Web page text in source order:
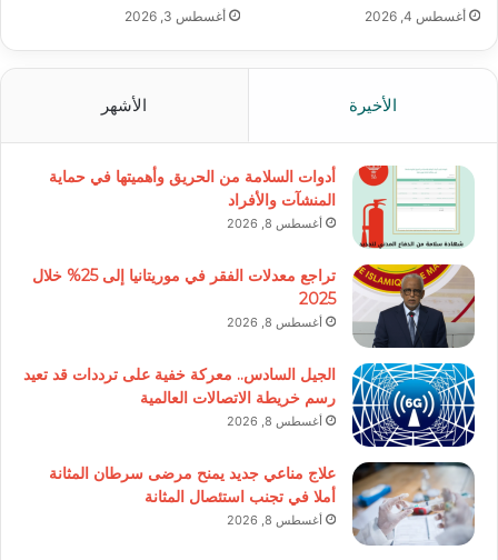
أغسطس 4, 2026 أغسطس 3, 2026
الأخيرة الأشهر
أدوات السلامة من الحريق وأهميتها في حماية
المنشآت والأفراد
أغسطس 8, 2026
تراجع معدلات الفقر في موريتانيا إلى 25% خلال
2025
أغسطس 8, 2026
الجيل السادس.. معركة خفية على ترددات قد تعيد
رسم خريطة الاتصالات العالمية
أغسطس 8, 2026
علاج مناعي جديد يمنح مرضى سرطان المثانة
أملا في تجنب استئصال المثانة
أغسطس 8, 2026